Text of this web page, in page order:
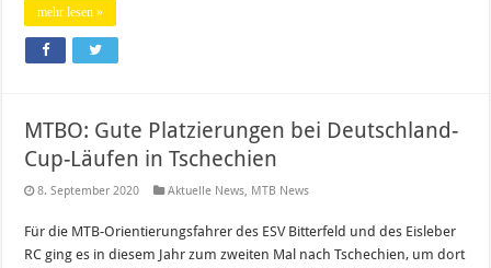
mehr lesen »
MTBO: Gute Platzierungen bei Deutschland-
Cup-Läufen in Tschechien
8. September 2020 Aktuelle News, MTB News
Für die MTB-Orientierungsfahrer des ESV Bitterfeld und des Eisleber
RC ging es in diesem Jahr zum zweiten Mal nach Tschechien, um dort